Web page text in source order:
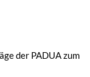
der PADUA zum